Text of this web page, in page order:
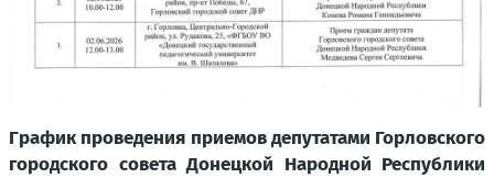
График проведения приемов депутатами Горловского
городского совета Донецкой Народной Республики